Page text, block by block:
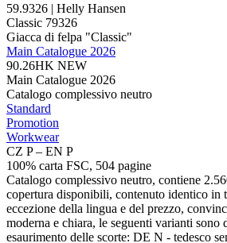
59.9326 | Helly Hansen
Classic 79326
Giacca di felpa "Classic"
Main Catalogue 2026
90.26HK NEW
Main Catalogue 2026
Catalogo complessivo neutro
Standard
Promotion
Workwear
CZ P – EN P
100% carta FSC, 504 pagine
Catalogo complessivo neutro, contiene
copertura disponibili, contenuto identico in
eccezione della lingua e del prezzo,
moderna e chiara, le seguenti varianti
esaurimento delle scorte: DE N - tedesco